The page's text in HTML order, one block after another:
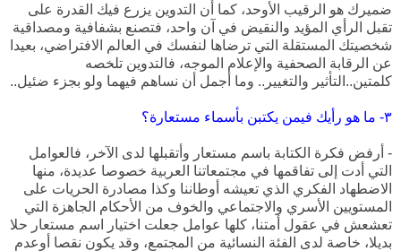
ضميرك هو الرقيب الأوحد، كما أن التدوين يزرع فيك القدرة على
تقبل الرأي المؤيد والنقيض في آن واحد، فتصنع بشفافية ومصداقية
شخصيتك المستقلة التي ترضاها لنفسك في العالم الافتراضي، بعيدا
عن الرقابة الصحفية والإعلام الموجه، فالتدوين تلخصه
كلمتين..التأثير والتغيير.. وما أجمل أن نساهم فيهما ولو بجزء ضئيل..
٣- ما هو رأيك فيمن يكتبن بأسماء مستعارة؟
- أرفض فكرة الكتابة باسم مستعار وأتقبلها لدى الآخر، فالعوامل
التي أدت إلى تفاقمها في مجتمعاتنا العربية خصوصا عديدة، منها
الاضطهاد الفكري الذي تعيشه أوطاننا وكذا مصادرة الحريات على
المستويين الأسري والاجتماعي والخوف من الأحكام الجاهزة التي
تعشعش في عقول أمتنا، كلها عوامل جعلت اختيار اسم مستعار حلا
بديلا، خاصة لدى الفئة النسائية من المجتمع، وقد يكون نقصا أوعدم